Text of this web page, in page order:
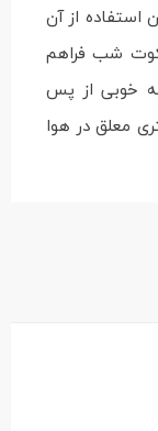
بل، امکان استفاده از آن
شب فراهم
خوبی از پس
ریز 0.3 میکرومتری معلق در هوا